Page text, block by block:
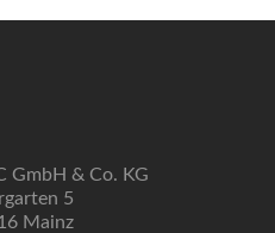
GmbH & Co. KG
5
Mainz